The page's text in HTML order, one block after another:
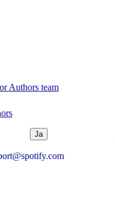
Authors team
Ja